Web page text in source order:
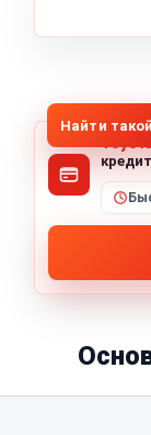
Найти
кредит